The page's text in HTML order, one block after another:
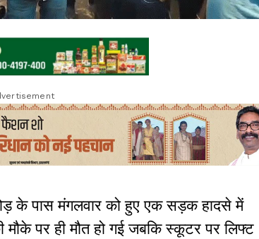
के पास मंगलवार को हुए एक सड़क हादसे में
मौके पर ही मौत हो गई जबकि स्कूटर पर लिफ्ट